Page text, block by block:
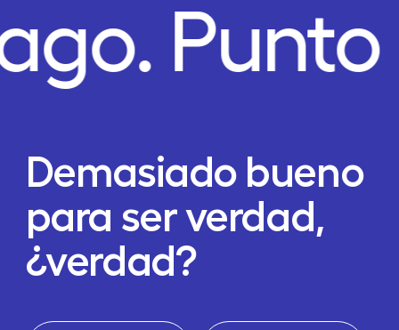
Demasiado bueno
para ser verdad,
¿verdad?